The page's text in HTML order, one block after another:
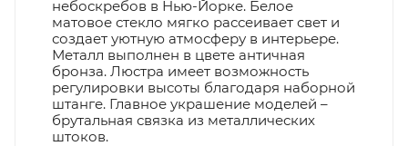
небоскребов в Нью-Йорке. Белое
матовое стекло мягко рассеивает свет и
создает уютную атмосферу в интерьере.
Металл выполнен в цвете античная
бронза. Люстра имеет возможность
регулировки высоты благодаря наборной
штанге. Главное украшение моделей –
брутальная связка из металлических
штоков.